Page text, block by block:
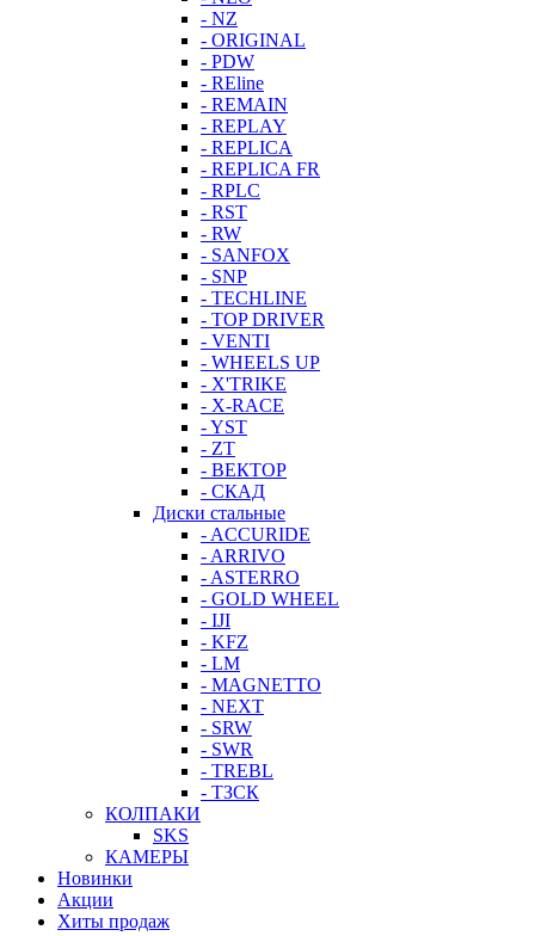
- NZ
- ORIGINAL
- PDW
- REline
- REMAIN
- REPLAY
- REPLICA
- REPLICA FR
- RPLC
- RST
- RW
- SANFOX
- SNP
- TECHLINE
- TOP DRIVER
- VENTI
- WHEELS UP
- X'TRIKE
- X-RACE
- YST
- ZT
- ВЕКТОР
- СКАД
Диски стальные
- ACCURIDE
- ARRIVO
- ASTERRO
- GOLD WHEEL
- IJI
- KFZ
- LM
- MAGNETTO
- NEXT
- SRW
- SWR
- TREBL
- ТЗСК
КОЛПАКИ
SKS
КАМЕРЫ
Новинки
Акции
Хиты продаж